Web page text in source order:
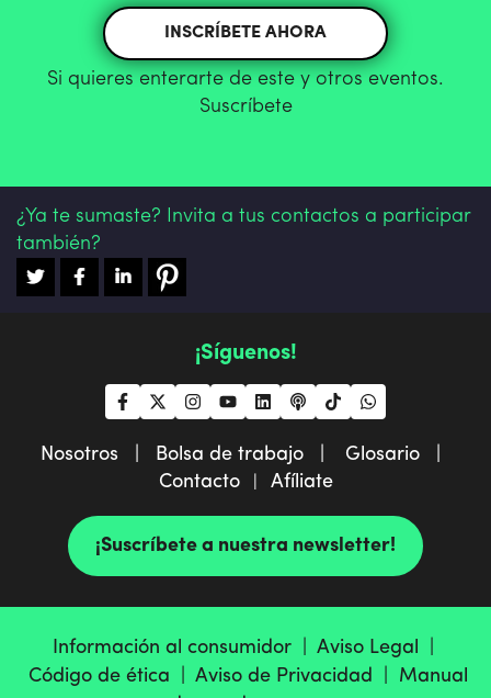
INSCRÍBETE AHORA
Si quieres enterarte de este y otros eventos.
Suscríbete
¿Ya te sumaste? Invita a tus contactos a participar
también?
¡Síguenos!
Nosotros | Bolsa de trabajo |
Glosario |
Contacto| Afíliate
¡Suscríbete a nuestra newsletter!
Información al consumidor | Aviso Legal |
Código de ética | Aviso de Privacidad | Manual